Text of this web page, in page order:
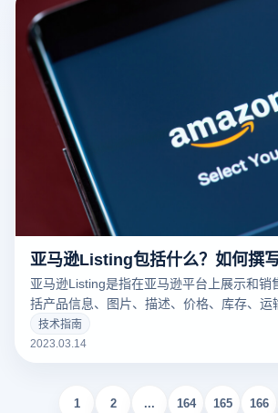
亚马逊Listing包括什么？如何撰写
亚马逊Listing是指在亚马逊平台上展示和销
括产品信息、图片、描述、价格、库存、运
个好的亚马逊Listing可以吸引更多的潜在买
下云登录指纹浏览器关于亚马逊Listing包括
技术指南
2023.03.14
1 2 ... 164 165 166